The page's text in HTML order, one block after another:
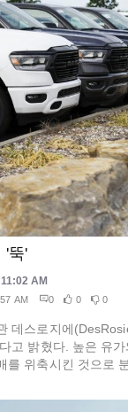
'뚝'
AM
AM 0 0 0
데스로지에
고 밝혔다. 높은 유
를 위축시킨 것으로 분